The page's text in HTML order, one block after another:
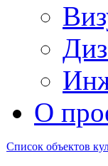
О
Список объектов